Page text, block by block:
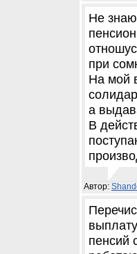
Не
при
На мой
а
В
Автор:
выплату
пенсий